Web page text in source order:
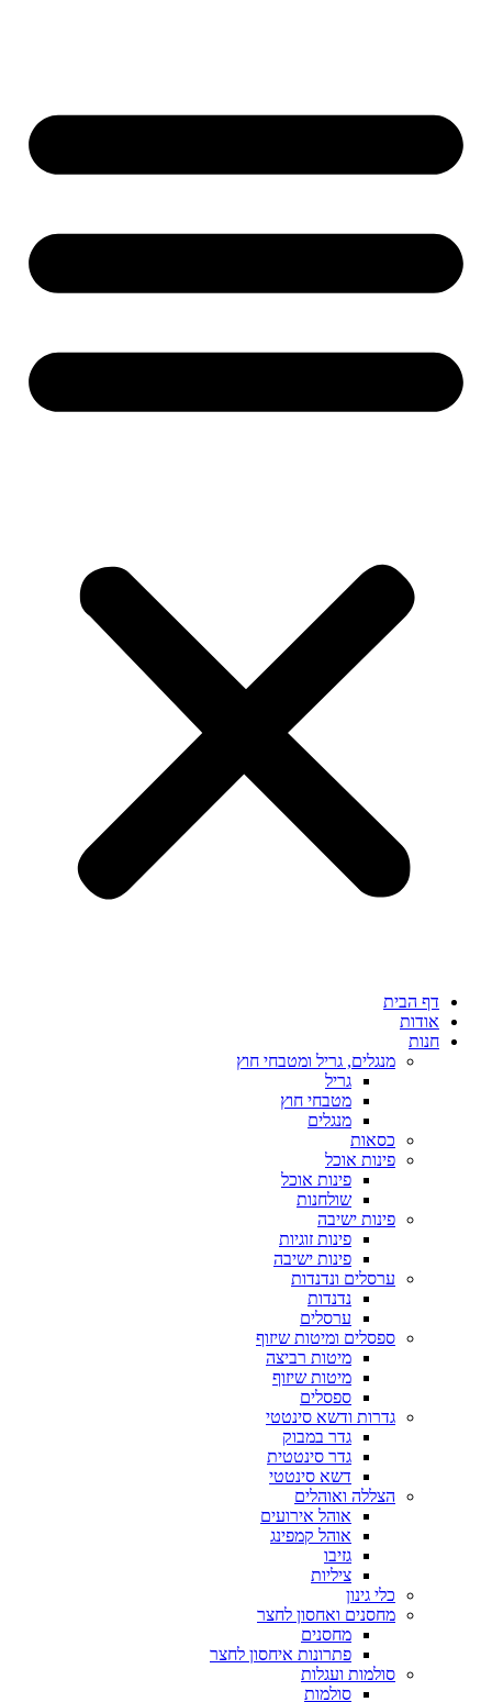
דף הבית
אודות
חנות
מנגלים, גריל ומטבחי חוץ
גריל
מטבחי חוץ
מנגלים
כסאות
פינות אוכל
פינות אוכל
שולחנות
פינות ישיבה
פינות זוגיות
פינות ישיבה
ערסלים ונדנדות
נדנדות
ערסלים
ספסלים ומיטות שיזוף
מיטות רביצה
מיטות שיזוף
ספסלים
גדרות ודשא סינטטי
גדר במבוק
גדר סינטטית
דשא סינטטי
הצללה ואוהלים
אוהל אירועים
אוהל קמפינג
גזיבו
ציליות
כלי גינון
מחסנים ואחסון לחצר
מחסנים
פתרונות איחסון לחצר
סולמות ועגלות
סולמות